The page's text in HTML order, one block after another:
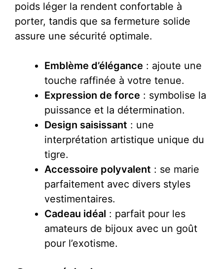
poids léger la rendent confortable à
porter, tandis que sa fermeture solide
assure une sécurité optimale.
Emblème d’élégance : ajoute une
touche raffinée à votre tenue.
Expression de force : symbolise la
puissance et la détermination.
Design saisissant : une
interprétation artistique unique du
tigre.
Accessoire polyvalent : se marie
parfaitement avec divers styles
vestimentaires.
Cadeau idéal : parfait pour les
amateurs de bijoux avec un goût
pour l’exotisme.